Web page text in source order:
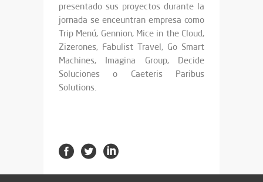
presentado sus proyectos durante la
jornada se enceuntran empresa como
Trip Menú, Gennion, Mice in the Cloud,
Zizerones, Fabulist Travel, Go Smart
Machines, Imagina Group, Decide
Soluciones o Caeteris Paribus
Solutions.